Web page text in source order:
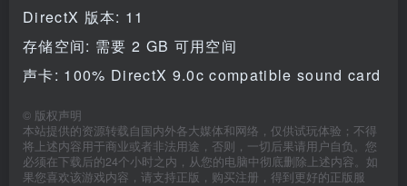
DirectX 版本: 11
存储空间: 需要 2 GB 可用空间
声卡: 100% DirectX 9.0c compatible sound card
© 版权声明
本站提供的资源转载自国内外各大媒体和网络，仅供试玩体验；不得
将上述内容用于商业或者非法用途，否则，一切后果请用户自负。您
必须在下载后的24个小时之内，从您的电脑中彻底删除上述内容。如
果您喜欢该游戏内容，请支持正版，购买注册，得到更好的正版服